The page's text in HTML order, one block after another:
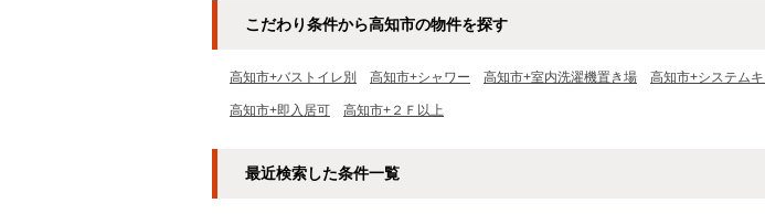
こだわり条件から高知市の物件を探す
高知市+バストイレ別 高知市+シャワー 高知市+室内洗濯機置き場 高知市+システム
高知市+即入居可 高知市+２Ｆ以上
最近検索した条件一覧